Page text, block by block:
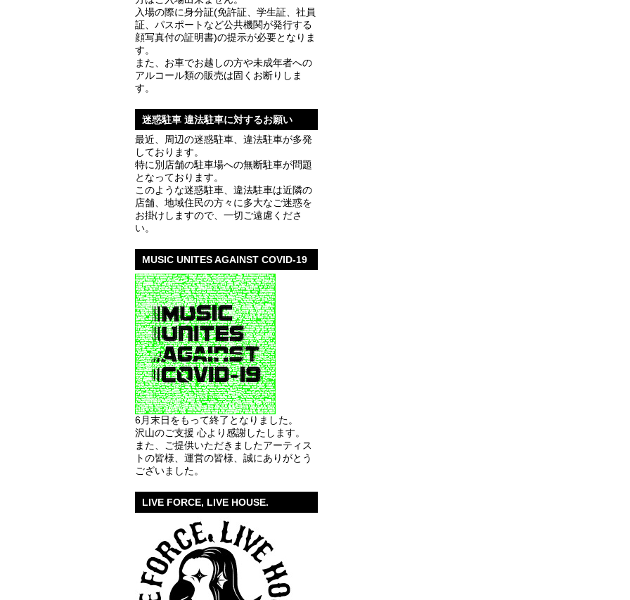
入場の際に身分証(免許証、学生証、社員
証、パスポートなど公共機関が発行する
顔写真付の証明書)の提示が必要となりま
す。
また、お車でお越しの方や未成年者への
アルコール類の販売は固くお断りしま
す。
迷惑駐車 違法駐車に対するお願い
最近、周辺の迷惑駐車、違法駐車が多発
しております。
特に別店舗の駐車場への無断駐車が問題
となっております。
このような迷惑駐車、違法駐車は近隣の
店舗、地域住民の方々に多大なご迷惑を
お掛けしますので、一切ご遠慮くださ
い。
MUSIC UNITES AGAINST COVID-19
6月末日をもって終了となりました。
沢山のご支援 心より感謝したします。
また、ご提供いただきましたアーティス
トの皆様、運営の皆様、誠にありがとう
ございました。
LIVE FORCE, LIVE HOUSE.